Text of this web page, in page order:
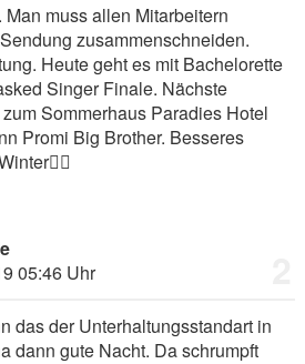
Man muss allen Mitarbeitern
zusammenschneiden.
Heute geht es mit Bachelorette
Singer Finale. Nächste
Sommerhaus Paradies Hotel
Promi Big Brother. Besseres
👍🏻
05:46 Uhr
das der Unterhaltungsstandart in
dann gute Nacht. Da schrumpft